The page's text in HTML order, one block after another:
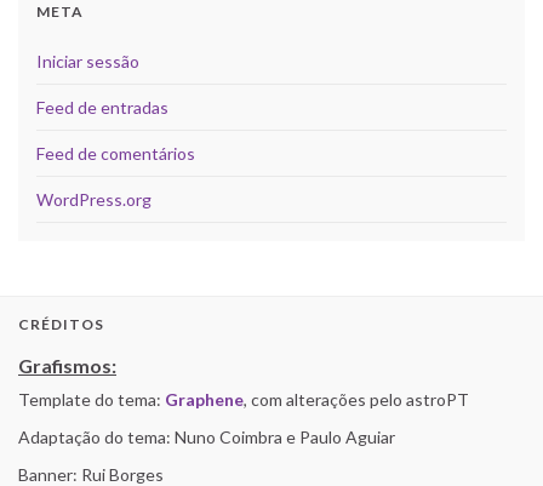
META
Iniciar sessão
Feed de entradas
Feed de comentários
WordPress.org
CRÉDITOS
Grafismos:
Template do tema: Graphene, com alterações pelo astroPT
Adaptação do tema: Nuno Coimbra e Paulo Aguiar
Banner: Rui Borges